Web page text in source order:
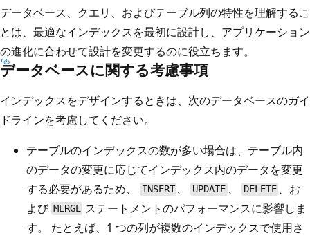
データベース、クエリ、およびテーブル列の特性を理解するこ
とは、最適なインデックスを最初に設計し、アプリケーション
の進化に合わせて設計を変更するのに役立ちます。
データベースに関する考慮事項
インデックスをデザインするときは、次のデータベースのガイ
ドラインを考慮してください。
テーブルのインデックスの数が多い場合は、テーブル内
のデータの変更に応じてインデックス内のデータを変更
する必要があるため、
INSERT 、 UPDATE 、 DELETE 、お
よび MERGE ステートメントのパフォーマンスに影響しま
す。 たとえば、1 つの列が複数のインデックスで使用さ